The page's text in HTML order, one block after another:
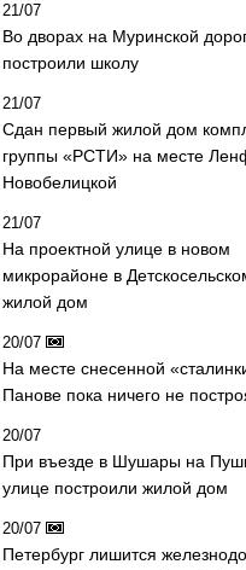
21/07
Во дворах на Муринской
построили школу
21/07
Сдан первый жилой дом
группы «РСТИ» на месте
Новобелицкой
21/07
На проектной улице в новом
микрорайоне в
жилой дом
20/07
На месте снесенной
Панове пока ничего не
20/07
При въезде в Шушары на
улице построили жилой дом
20/07
Петербург лишится